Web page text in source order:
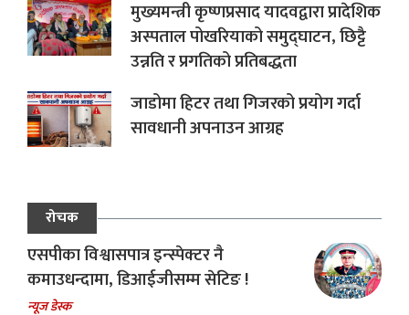
मुख्यमन्त्री कृष्णप्रसाद यादवद्वारा प्रादेशिक
अस्पताल पोखरियाको समुद्घाटन, छिट्टै
उन्नति र प्रगतिको प्रतिबद्धता
जाडोमा हिटर तथा गिजरको प्रयोग गर्दा
सावधानी अपनाउन आग्रह
रोचक
एसपीका विश्वासपात्र इन्स्पेक्टर नै
कमाउधन्दामा, डिआईजीसम्म सेटिङ !
न्यूज डेस्क